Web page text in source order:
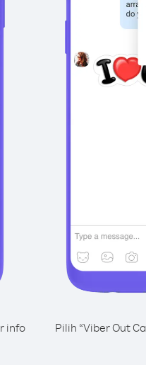
info
Pilih “Viber Out